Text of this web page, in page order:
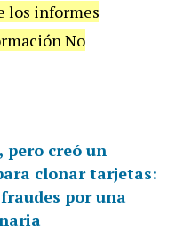
los informes
No
pero creó un
clonar tarjetas:
por una